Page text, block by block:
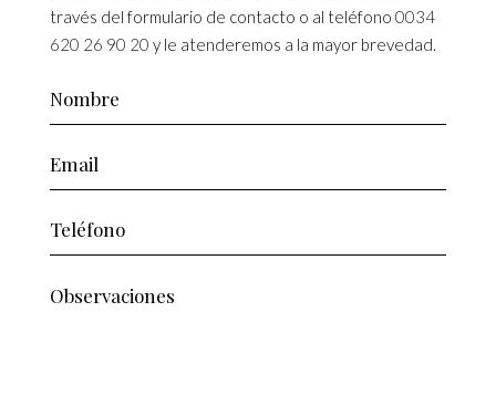
través del formulario de contacto o al teléfono 0034
620 26 90 20 y le atenderemos a la mayor brevedad.